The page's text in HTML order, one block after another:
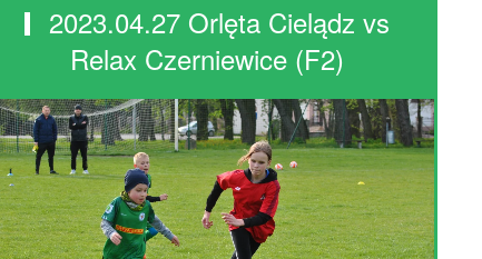
2023.04.27 Orlęta Cielądz vs
Relax Czerniewice (F2)